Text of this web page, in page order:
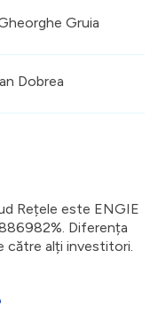
Gruia
Dobrea
Rețele este ENGIE
Diferența
către alți investitori.